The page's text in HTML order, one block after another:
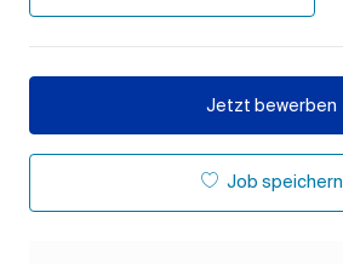
Jetzt bewerben
Job speichern